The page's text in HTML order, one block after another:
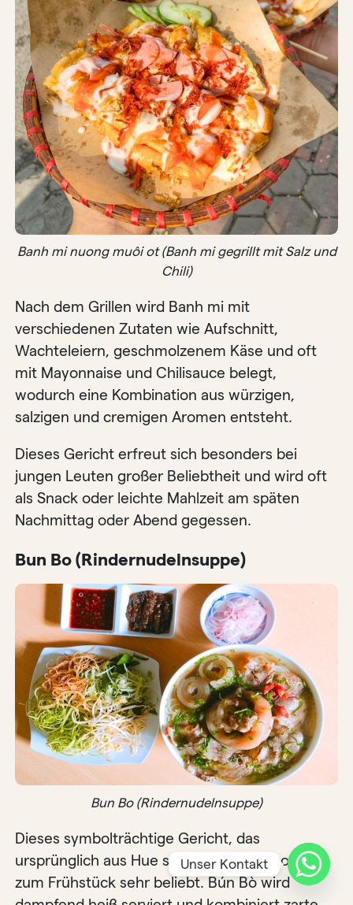
Banh mi nuong muôi ot (Banh mi gegrillt mit Salz und
Chili)
Nach dem Grillen wird Banh mi mit
verschiedenen Zutaten wie Aufschnitt,
Wachteleiern, geschmolzenem Käse und oft
mit Mayonnaise und Chilisauce belegt,
wodurch eine Kombination aus würzigen,
salzigen und cremigen Aromen entsteht.
Dieses Gericht erfreut sich besonders bei
jungen Leuten großer Beliebtheit und wird oft
als Snack oder leichte Mahlzeit am späten
Nachmittag oder Abend gegessen.
Bun Bo (Rindernudelnsuppe)
Bun Bo (Rindernudelnsuppe)
Dieses symbolträchtige Gericht, das
ursprünglich aus Hue stammt, ist im Bao Loc
zum Frühstück sehr beliebt. Bún Bò wird
Unser Kontakt